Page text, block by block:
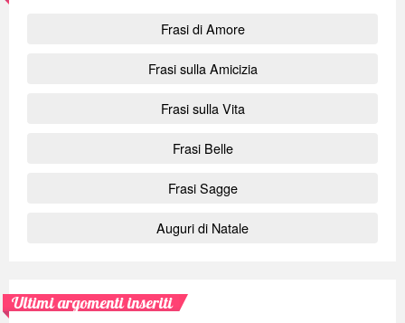
Frasi di Amore
Frasi sulla Amicizia
Frasi sulla Vita
Frasi Belle
Frasi Sagge
Auguri di Natale
Ultimi argomenti inseriti